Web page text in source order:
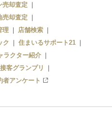
売却査定
売却査定
理
店舗検索
ク
住まいるサポート21
ラクター紹介
接客グランプリ
者アンケート